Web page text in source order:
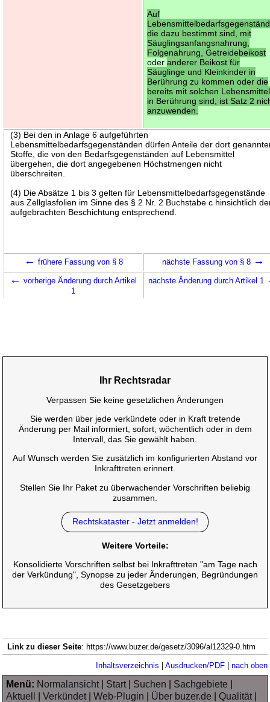
Auf
die dazu bestimmt sind, mit
Säuglingsanfangsnahrung,
Folgenahrung, Getreidebeikost
oderanderer Beikost für
Säuglinge und Kleinkinder in
Berührung zu kommen oder die
bereits mit solchen
in Berührung sind, ist Satz 2
anzuwenden.
(3) Bei den in Anlage 6 aufgeführten
Lebensmittelbedarfsgegenständen dürfen Anteile der dort
Stoffe, die von den Bedarfsgegenständen auf Lebensmittel
übergehen, die dort angegebenen Höchstmengen nicht
überschreiten.
(4) Die Absätze 1 bis 3 gelten für Lebensmittelbedarfsgegenstände
aus Zellglasfolien im Sinne des § 2 Nr. 2 Buchstabe c hinsichtlich
aufgebrachten Beschichtung entsprechend.
← frühere Fassung von § 8 nächste Fassung von § 8 →
← vorherige Änderung durch Artikel
1
nächste Änderung durch Artikel 1
Ihr Rechtsradar
Verpassen Sie keine gesetzlichen Änderungen
Sie werden über jede verkündete oder in Kraft tretende
Änderung per Mail informiert, sofort, wöchentlich oder in dem
Intervall, das Sie gewählt haben.
Auf Wunsch werden Sie zusätzlich im konfigurierten Abstand vor
Inkrafttreten erinnert.
Stellen Sie Ihr Paket zu überwachender Vorschriften beliebig
zusammen.
Rechtskataster - Jetzt anmelden!
Weitere Vorteile:
Konsolidierte Vorschriften selbst bei Inkrafttreten "am Tage nach
der Verkündung", Synopse zu jeder Änderungen, Begründungen
des Gesetzgebers
Link zu dieser Seite: https://www.buzer.de/gesetz/3096/al12329-0.htm
Inhaltsverzeichnis Ausdrucken/PDF| nach oben
Menü: Normalansicht| Start| Suchen Sachgebiete
Aktuell
|Verkündet|Web-Plugin Über buzer.de |Qualität|